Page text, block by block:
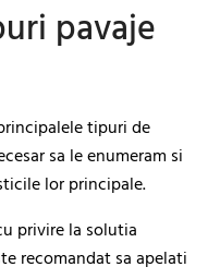
pavaje
tipuri de
sa le enumeram si
lor principale.
privire la solutia
recomandat sa apelati